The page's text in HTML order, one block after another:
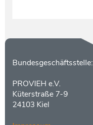
Kontakt
Bundesgeschäftsstelle:
PROVIEH e.V.
Küterstraße 7-9
24103 Kiel